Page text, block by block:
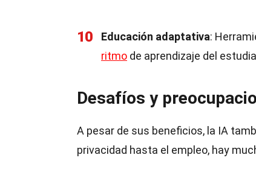
10 Educación adaptativa:
ritmo de aprendizaje del
Desafíos y
A pesar de sus beneficios, la IA
privacidad hasta el empleo, hay